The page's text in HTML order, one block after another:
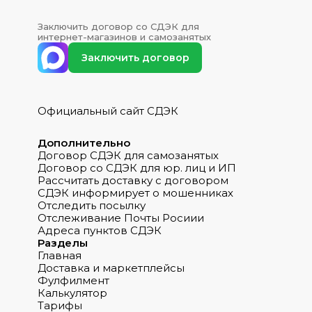
Официальный сайт СДЭК
Заключить договор со СДЭК для
интернет-магазинов и самозанятых
Заключить договор
Дополнительно
Договор СДЭК для самозанятых
Договор со СДЭК для юр. лиц и ИП
Рассчитать доставку с договором
СДЭК информирует о мошенниках
Отследить посылку
Отслеживание Почты Росиии
Адреса пунктов СДЭК
Разделы
Главная
Доставка и маркетплейсы
Фулфилмент
Калькулятор
Тарифы